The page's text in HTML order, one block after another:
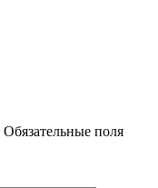
поля